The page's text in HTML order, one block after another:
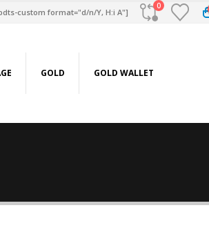
custom format="d/n/Y, H:i A"]
0
GOLD GOLD WALLET